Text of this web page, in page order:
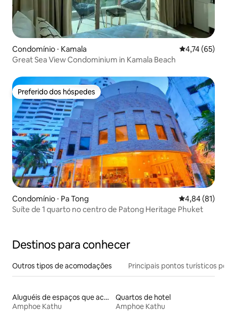
Condomínio ⋅ Kamala 4,74 de uma
4,74 (65)
Great Sea View Condominium in Kamala Beach
Preferido dos hóspedes
Preferido dos hóspedes
Condomínio ⋅ Pa Tong 4,84 de uma
4,84 (81)
Suíte de 1 quarto no centro de Patong Heritage Phuket
Destinos para conhecer
Outros tipos de acomodações Principais pontos turísticos
Aluguéis de espaços que aceitam animais de estimação
Amphoe Kathu
Quartos de hotel
Amphoe Kathu